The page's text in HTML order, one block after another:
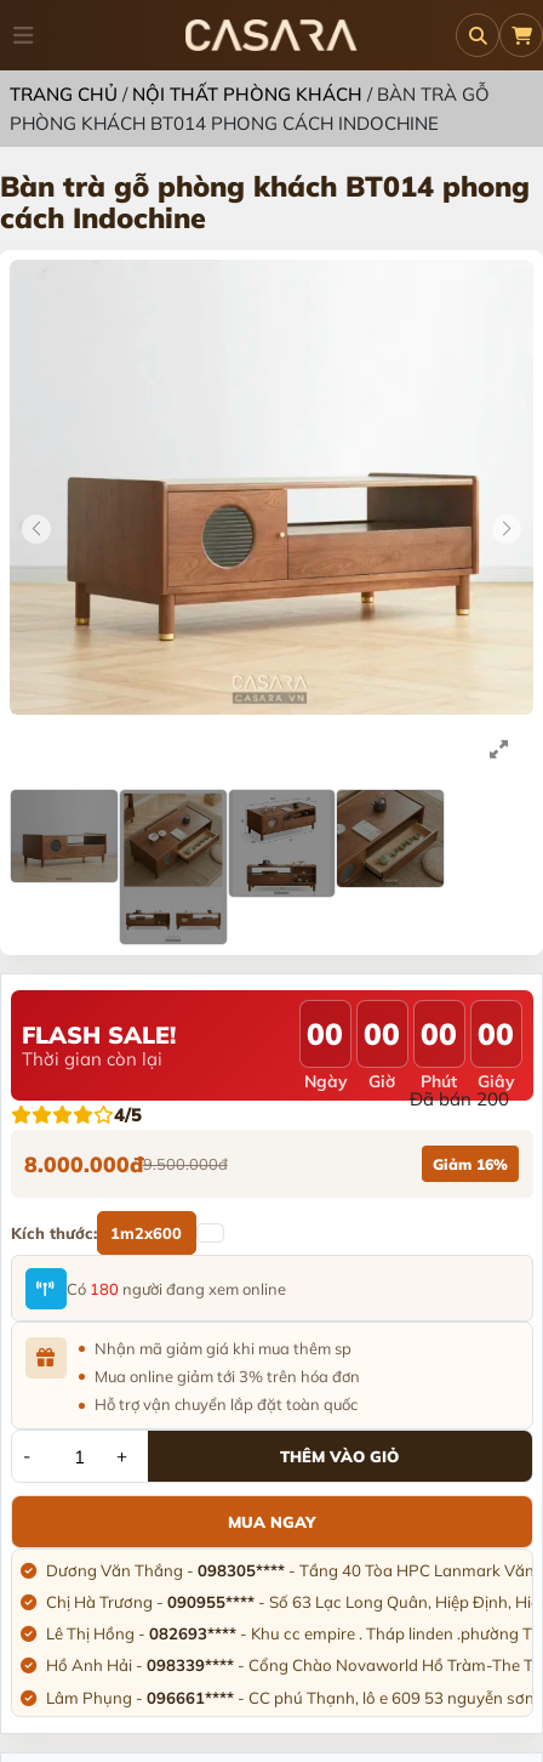
TRANG CHỦ / NỘI THẤT PHÒNG KHÁCH / BÀN TRÀ GỖ
PHÒNG KHÁCH BT014 PHONG CÁCH INDOCHINE
Bàn trà gỗ phòng khách BT014 phong
cách Indochine
FLASH SALE!
Thời gian còn lại
00
Ngày
00
Giờ
00
Phút
00
Giây
4/5
8.000.000đ9.500.000đ Giảm 16%
Đã bán 200
Kích thước: 1m2x600
Có 180 người đang xem online
Nhận mã giảm giá khi mua thêm sp
Mua online giảm tới 3% trên hóa đơn
Hỗ trợ vận chuyển lắp đặt toàn quốc
- + THÊM VÀO GIỎ
MUA NGAY
Dương Văn Thắng -098305**** - Tầng 40 Tòa HPC Lanmark Văn
Chị Hà Trương -090955**** - Số 63 Lạc Long Quân, Hiệp Định,
Lê Thị Hồng -082693**** - Khu cc empire . Tháp linden .phường
Hồ Anh Hải -098339**** - Cổng Chào Novaworld Hồ Tràm-The
Lâm Phụng -096661**** - CC phú Thạnh, lô e 609 53 nguyễn
Nguyên Văn Hưng -090455****- Số 17-lkv10 Khu đô thị HUD,